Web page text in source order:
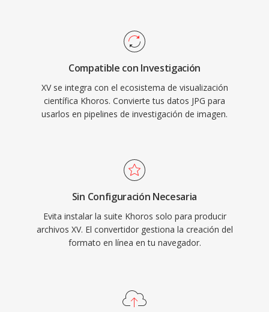
Compatible con Investigación
XV se integra con el ecosistema de visualización
científica Khoros. Convierte tus datos JPG para
usarlos en pipelines de investigación de imagen.
Sin Configuración Necesaria
Evita instalar la suite Khoros solo para producir
archivos XV. El convertidor gestiona la creación del
formato en línea en tu navegador.